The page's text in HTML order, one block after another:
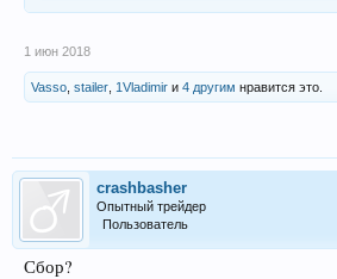
1 июн 2018
Vasso stailer 1Vladimir и 4 другим нравится это.
crashbasher
Опытный трейдер
Пользователь
Сбор?